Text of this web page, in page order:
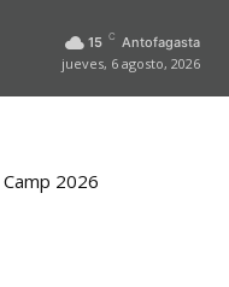
15 C Antofagasta
jueves, 6 agosto, 2026
2026